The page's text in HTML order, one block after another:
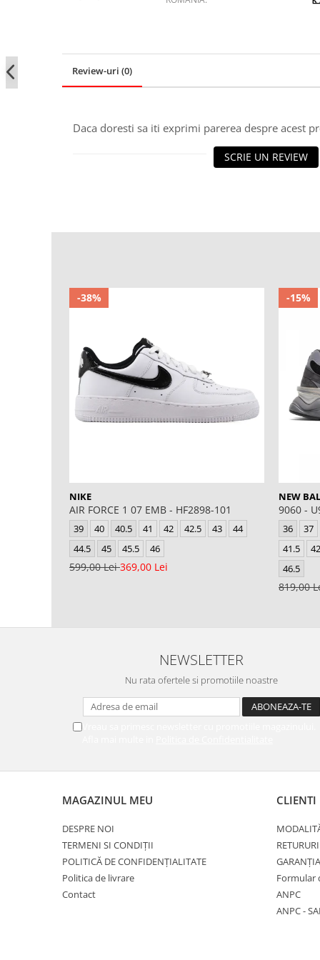
Review-uri (0)
Daca doresti sa iti exprimi parerea despre acest
SCRIE UN REVIEW
-38%
NIKE
AIR FORCE 1 07 EMB - HF2898-101
39 40 40.5 41 42 42.5 43
44
44.5
45 45.5 46
599,00 Lei369,00 Lei
-15%
NEW
9060 -
36 37
41.5
42
46.5
819,00
NEWSLETTER
Nu rata ofertele si promotiile noastre
MAGAZINUL MEU
DESPRE NOI
TERMENI SI CONDIȚII
POLITICĂ DE CONFIDENȚIALITATE
Politica de livrare
Contact
CLIENTI
Formular
ANPC
ANPC -